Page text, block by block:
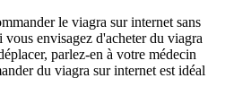
le viagra sur internet sans
envisagez d'acheter du viagra
parlez-en à votre médecin
du viagra sur internet est idéal